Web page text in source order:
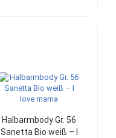
Halbarmbody Gr. 56
Sanetta Bio weiß – I